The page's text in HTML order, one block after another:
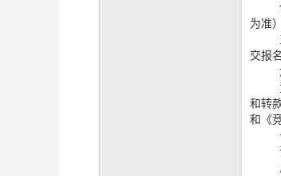
为准）
交报名
和转
和《